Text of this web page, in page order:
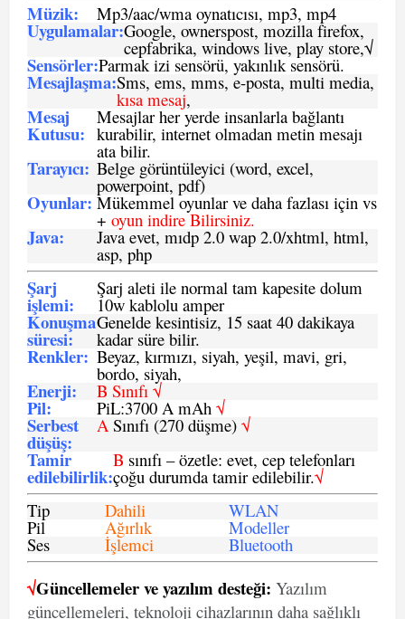
Müzik: Mp3/aac/wma oynatıcısı, mp3, mp4
Uygulamalar:Google, ownerspost, mozilla firefox,
cepfabrika, windows live, play store,√
Sensörler:Parmak izi sensörü, yakınlık sensörü.
Mesajlaşma:Sms, ems, mms, e-posta, multi media,
kısa mesaj,
Mesaj
Kutusu:
Mesajlar her yerde insanlarla bağlantı
kurabilir, internet olmadan metin mesajı
ata bilir.
Tarayıcı: Belge görüntüleyici (word, excel,
powerpoint, pdf)
Oyunlar: Mükemmel oyunlar ve daha fazlası için vs
+ oyun indire Bilirsiniz.
Java: Java evet, mıdp 2.0 wap 2.0/xhtml, html,
asp, php
Şarj
işlemi:
Şarj aleti ile normal tam kapesite dolum
10w kablolu amper
Konuşma
süresi:
Genelde kesintisiz, 15 saat 40 dakikaya
kadar süre bilir.
Renkler: Beyaz, kırmızı, siyah, yeşil, mavi, gri,
bordo, siyah,
Enerji: B Sınıfı √
Pil: PiL:3700 A mAh √
Serbest
düşüş:
ASınıfı (270 düşme) √
Tamir
edilebilirlik:
B sınıfı – özetle: evet, cep telefonları
çoğu durumda tamir edilebilir.√
Tip
Dahili WLAN
Pil Ağırlık Modeller
Ses İşlemci Bluetooth
√Güncellemeler ve yazılım desteği: Yazılım
güncellemeleri, teknoloji cihazlarının daha sağlıklı